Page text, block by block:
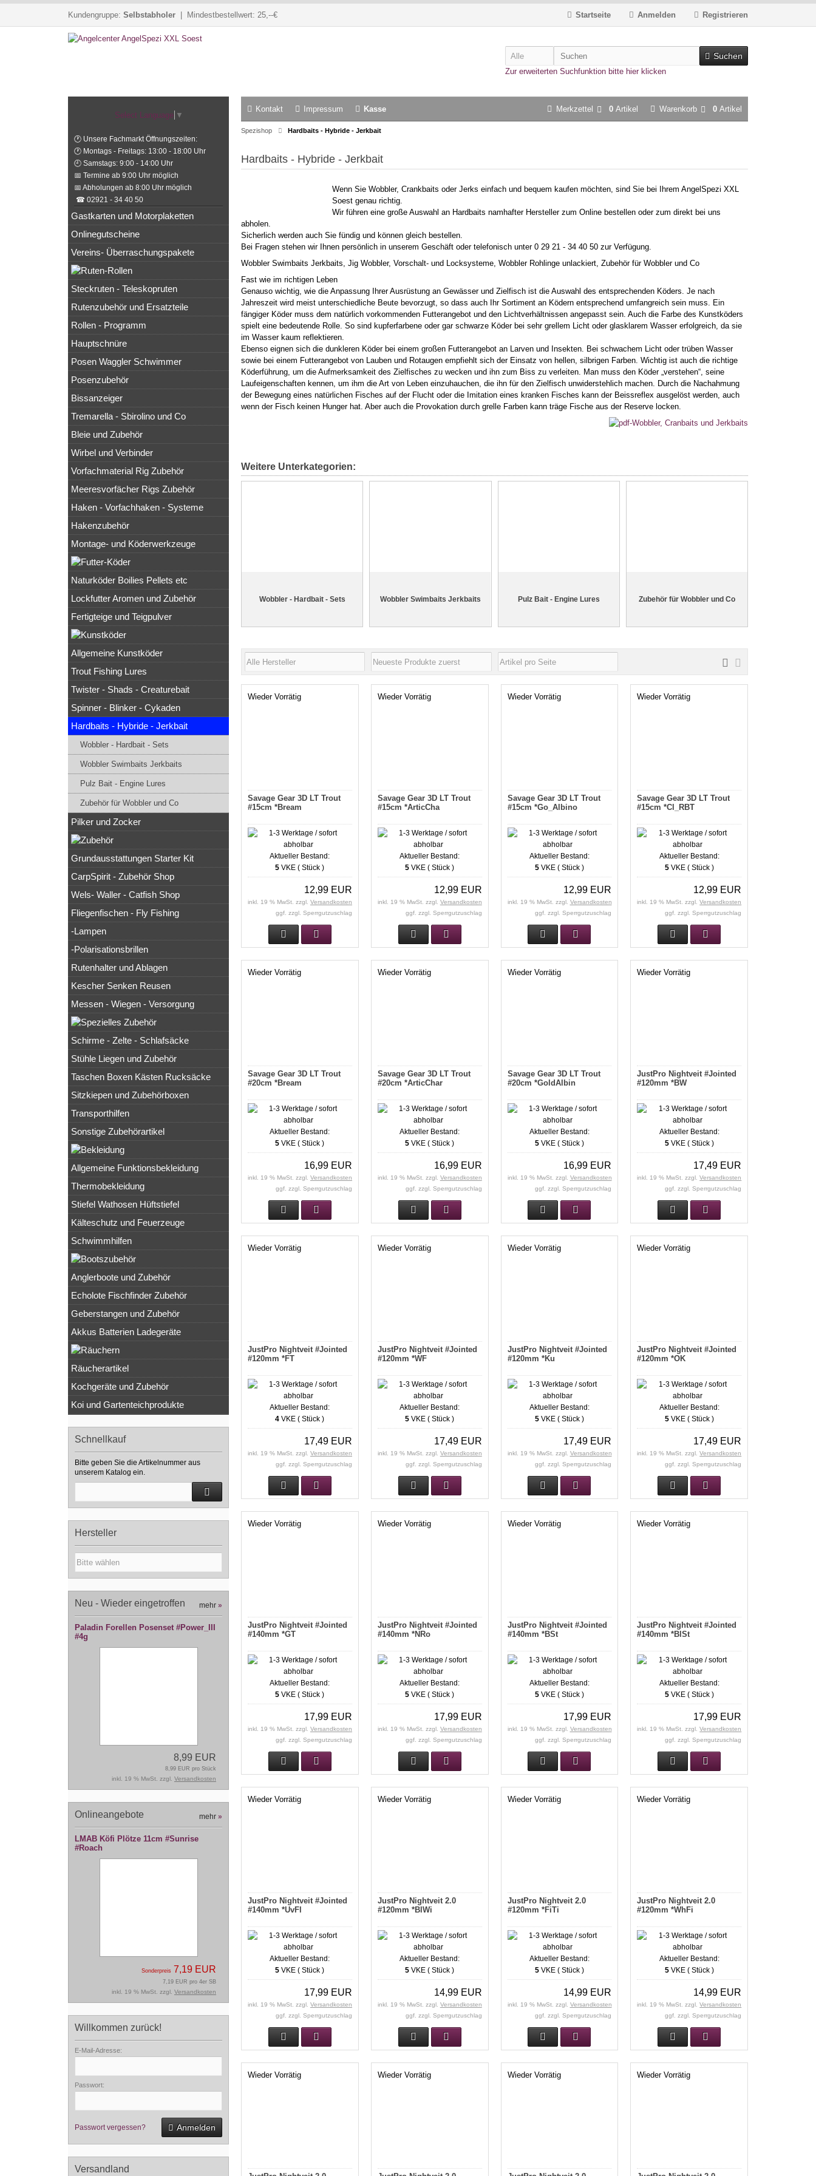
Kundengruppe: Selbstabholer | Mindestbestellwert: 25,--€ Registrieren
Anmelden
Startseite
Suchen
Zur erweiterten Suchfunktion bitte hier klicken
Kontakt Impressum Kasse Warenkorb 0 Artikel
Merkzettel 0 Artikel
Spezishop Hardbaits - Hybride - Jerkbait
Hardbaits - Hybride - Jerkbait
Wenn Sie Wobbler, Crankbaits oder Jerks einfach und bequem kaufen möchten, sind Sie bei Ihrem AngelSpezi XXL
Soest genau richtig.
Wir führen eine große Auswahl an Hardbaits namhafter Hersteller zum Online bestellen oder zum direkt bei uns
abholen.
Sicherlich werden auch Sie fündig und können gleich bestellen.
Bei Fragen stehen wir Ihnen persönlich in unserem Geschäft oder telefonisch unter 0 29 21 - 34 40 50 zur Verfügung.
Wobbler Swimbaits Jerkbaits, Jig Wobbler, Vorschalt- und Locksysteme, Wobbler Rohlinge unlackiert, Zubehör für Wobbler und Co
Fast wie im richtigen Leben
Genauso wichtig, wie die Anpassung Ihrer Ausrüstung an Gewässer und Zielfisch ist die Auswahl des entsprechenden Köders. Je nach
Jahreszeit wird meist unterschiedliche Beute bevorzugt, so dass auch Ihr Sortiment an Ködern entsprechend umfangreich sein muss. Ein
fängiger Köder muss dem natürlich vorkommenden Futterangebot und den Lichtverhältnissen angepasst sein. Auch die Farbe des Kunstköders
spielt eine bedeutende Rolle. So sind kupferfarbene oder gar schwarze Köder bei sehr grellem Licht oder glasklarem Wasser erfolgreich, da sie
im Wasser kaum reflektieren.
Ebenso eignen sich die dunkleren Köder bei einem großen Futterangebot an Larven und Insekten. Bei schwachem Licht oder trüben Wasser
sowie bei einem Futterangebot von Lauben und Rotaugen empfiehlt sich der Einsatz von hellen, silbrigen Farben. Wichtig ist auch die richtige
Köderführung, um die Aufmerksamkeit des Zielfisches zu wecken und ihn zum Biss zu verleiten. Man muss den Köder „verstehen“, seine
Laufeigenschaften kennen, um ihm die Art von Leben einzuhauchen, die ihn für den Zielfisch unwiderstehlich machen. Durch die Nachahmung
der Bewegung eines natürlichen Fisches auf der Flucht oder die Imitation eines kranken Fisches kann der Beissreflex ausgelöst werden, auch
wenn der Fisch keinen Hunger hat. Aber auch die Provokation durch grelle Farben kann träge Fische aus der Reserve locken.
Weitere Unterkategorien:
Wobbler - Hardbait - Sets Wobbler Swimbaits Jerkbaits Pulz Bait - Engine Lures Zubehör für Wobbler und Co
Wieder Vorrätig
Savage Gear 3D LT Trout
#15cm *Bream
Aktueller Bestand:
5 VKE ( Stück )
12,99 EUR
inkl. 19 % MwSt. zzgl. Versandkosten
ggf. zzgl. Sperrgutzuschlag
Wieder Vorrätig
Savage Gear 3D LT Trout
#15cm *ArticCha
Aktueller Bestand:
5 VKE ( Stück )
12,99 EUR
inkl. 19 % MwSt. zzgl. Versandkosten
ggf. zzgl. Sperrgutzuschlag
Wieder Vorrätig
Savage Gear 3D LT Trout
#15cm *Go_Albino
Aktueller Bestand:
5VKE ( Stück )
12,99 EUR
inkl. 19 % MwSt. zzgl. Versandkosten
ggf. zzgl. Sperrgutzuschlag
Wieder Vorrätig
Savage Gear 3D LT Trout
#15cm *Cl_RBT
Aktueller Bestand:
5VKE ( Stück )
12,99 EUR
inkl. 19 % MwSt. zzgl.Versandkosten
ggf. zzgl. Sperrgutzuschlag
Wieder Vorrätig
Savage Gear 3D LT Trout
#20cm *Bream
Aktueller Bestand:
5 VKE ( Stück )
16,99 EUR
inkl. 19 % MwSt. zzgl. Versandkosten
ggf. zzgl. Sperrgutzuschlag
Wieder Vorrätig
Savage Gear 3D LT Trout
#20cm *ArticChar
Aktueller Bestand:
5 VKE ( Stück )
16,99 EUR
inkl. 19 % MwSt. zzgl. Versandkosten
ggf. zzgl. Sperrgutzuschlag
Wieder Vorrätig
Savage Gear 3D LT Trout
#20cm *GoldAlbin
Aktueller Bestand:
5VKE ( Stück )
16,99 EUR
inkl. 19 % MwSt. zzgl. Versandkosten
ggf. zzgl. Sperrgutzuschlag
Wieder Vorrätig
JustPro Nightveit #Jointed
#120mm *BW
Aktueller Bestand:
5VKE ( Stück )
17,49 EUR
inkl. 19 % MwSt. zzgl.Versandkosten
ggf. zzgl. Sperrgutzuschlag
Wieder Vorrätig
JustPro Nightveit #Jointed
#120mm *FT
Aktueller Bestand:
4 VKE ( Stück )
17,49 EUR
inkl. 19 % MwSt. zzgl. Versandkosten
ggf. zzgl. Sperrgutzuschlag
Wieder Vorrätig
JustPro Nightveit #Jointed
#120mm *WF
Aktueller Bestand:
5 VKE ( Stück )
17,49 EUR
inkl. 19 % MwSt. zzgl. Versandkosten
ggf. zzgl. Sperrgutzuschlag
Wieder Vorrätig
JustPro Nightveit #Jointed
#120mm *Ku
Aktueller Bestand:
5VKE ( Stück )
17,49 EUR
inkl. 19 % MwSt. zzgl. Versandkosten
ggf. zzgl. Sperrgutzuschlag
Wieder Vorrätig
JustPro Nightveit #Jointed
#120mm *OK
Aktueller Bestand:
5VKE ( Stück )
17,49 EUR
inkl. 19 % MwSt. zzgl.Versandkosten
ggf. zzgl. Sperrgutzuschlag
Wieder Vorrätig
JustPro Nightveit #Jointed
#140mm *GT
Aktueller Bestand:
5 VKE ( Stück )
17,99 EUR
inkl. 19 % MwSt. zzgl. Versandkosten
ggf. zzgl. Sperrgutzuschlag
Wieder Vorrätig
JustPro Nightveit #Jointed
#140mm *NRo
Aktueller Bestand:
5 VKE ( Stück )
17,99 EUR
inkl. 19 % MwSt. zzgl. Versandkosten
ggf. zzgl. Sperrgutzuschlag
Wieder Vorrätig
JustPro Nightveit #Jointed
#140mm *BSt
Aktueller Bestand:
5VKE ( Stück )
17,99 EUR
inkl. 19 % MwSt. zzgl. Versandkosten
ggf. zzgl. Sperrgutzuschlag
Wieder Vorrätig
JustPro Nightveit #Jointed
#140mm *BlSt
Aktueller Bestand:
5VKE ( Stück )
17,99 EUR
inkl. 19 % MwSt. zzgl.Versandkosten
ggf. zzgl. Sperrgutzuschlag
Wieder Vorrätig
JustPro Nightveit #Jointed
#140mm *UvFl
Aktueller Bestand:
5 VKE ( Stück )
17,99 EUR
inkl. 19 % MwSt. zzgl. Versandkosten
ggf. zzgl. Sperrgutzuschlag
Wieder Vorrätig
JustPro Nightveit 2.0
#120mm *BlWi
Aktueller Bestand:
5 VKE ( Stück )
14,99 EUR
inkl. 19 % MwSt. zzgl. Versandkosten
ggf. zzgl. Sperrgutzuschlag
Wieder Vorrätig
JustPro Nightveit 2.0
#120mm *FiTi
Aktueller Bestand:
5VKE ( Stück )
14,99 EUR
inkl. 19 % MwSt. zzgl. Versandkosten
ggf. zzgl. Sperrgutzuschlag
Wieder Vorrätig
JustPro Nightveit 2.0
#120mm *WhFi
Aktueller Bestand:
5VKE ( Stück )
14,99 EUR
inkl. 19 % MwSt. zzgl.Versandkosten
ggf. zzgl. Sperrgutzuschlag
Wieder Vorrätig Wieder Vorrätig Wieder Vorrätig Wieder Vorrätig
Select Language ▼
🕐 Unsere Fachmarkt Öffnungszeiten:
🕐 Montags - Freitags: 13:00 - 18:00 Uhr
🕘 Samstags: 9:00 - 14:00 Uhr
📅 Termine ab 9:00 Uhr möglich
📅 Abholungen ab 8:00 Uhr möglich
☎ 02921 - 34 40 50
Gastkarten und Motorplaketten
Onlinegutscheine
Vereins- Überraschungspakete
Steckruten - Teleskopruten
Rutenzubehör und Ersatzteile
Rollen - Programm
Hauptschnüre
Posen Waggler Schwimmer
Posenzubehör
Bissanzeiger
Tremarella - Sbirolino und Co
Bleie und Zubehör
Wirbel und Verbinder
Vorfachmaterial Rig Zubehör
Meeresvorfächer Rigs Zubehör
Haken - Vorfachhaken - Systeme
Hakenzubehör
Montage- und Köderwerkzeuge
Naturköder Boilies Pellets etc
Lockfutter Aromen und Zubehör
Fertigteige und Teigpulver
Allgemeine Kunstköder
Trout Fishing Lures
Twister - Shads - Creaturebait
Spinner - Blinker - Cykaden
Hardbaits - Hybride - Jerkbait
Wobbler - Hardbait - Sets
Wobbler Swimbaits Jerkbaits
Pulz Bait - Engine Lures
Zubehör für Wobbler und Co
Pilker und Zocker
Grundausstattungen Starter Kit
CarpSpirit - Zubehör Shop
Wels- Waller - Catfish Shop
Fliegenfischen - Fly Fishing
-Lampen
-Polarisationsbrillen
Rutenhalter und Ablagen
Kescher Senken Reusen
Messen - Wiegen - Versorgung
Schirme - Zelte - Schlafsäcke
Stühle Liegen und Zubehör
Taschen Boxen Kästen Rucksäcke
Sitzkiepen und Zubehörboxen
Transporthilfen
Sonstige Zubehörartikel
Allgemeine Funktionsbekleidung
Thermobekleidung
Stiefel Wathosen Hüftstiefel
Kälteschutz und Feuerzeuge
Schwimmhilfen
Anglerboote und Zubehör
Echolote Fischfinder Zubehör
Geberstangen und Zubehör
Akkus Batterien Ladegeräte
Räucherartikel
Kochgeräte und Zubehör
Koi und Gartenteichprodukte
Schnellkauf
Bitte geben Sie die Artikelnummer aus
unserem Katalog ein.
Hersteller
Neu - Wieder eingetroffen mehr »
Paladin Forellen Posenset #Power_III
#4g
8,99 EUR
8,99 EUR pro Stück
inkl. 19 % MwSt. zzgl. Versandkosten
Onlineangebote mehr »
LMAB Köfi Plötze 11cm #Sunrise
#Roach
Sonderpreis 7,19 EUR
7,19 EUR pro 4er SB
inkl. 19 % MwSt. zzgl. Versandkosten
Willkommen zurück!
E-Mail-Adresse:
Passwort:
Passwort vergessen? Anmelden
Versandland